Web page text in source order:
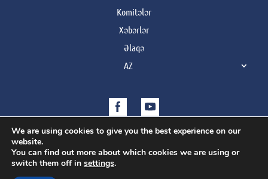
Komitələr
Xəbərlər
Əlaqə
AZ
Copyright © 2021 | Усі права захищено
We are using cookies to give you the best experience on our
website.
You can find out more about which cookies we are using or
switch them off in settings.